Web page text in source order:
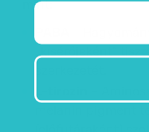
mint:
–
„kísérőjeként”
–